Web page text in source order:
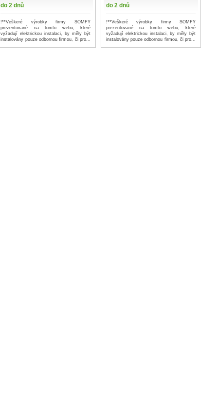
do 2 dnů
!**Veškeré výrobky firmy SOMFY
prezentované na tomto webu, které
vyžadují elektrickou instalaci, by měly být
instalovány pouze odbornou firmou, či pro...
do 2 dnů
!**Veškeré výrobky firmy SOMFY
prezentované na tomto webu, které
vyžadují elektrickou instalaci, by měly být
instalovány pouze odbornou firmou, či pro...